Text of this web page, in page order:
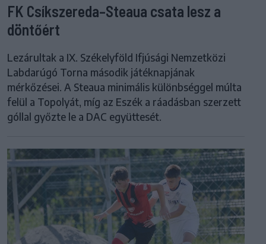
FK Csíkszereda–Steaua csata lesz a
döntőért
Lezárultak a IX. Székelyföld Ifjúsági Nemzetközi
Labdarúgó Torna második játéknapjának
mérkőzései. A Steaua minimális különbséggel múlta
felül a Topolyát, míg az Eszék a ráadásban szerzett
góllal győzte le a DAC együttesét.